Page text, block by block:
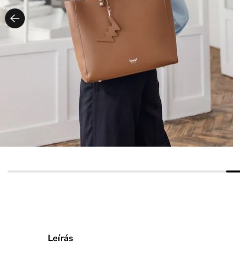
Leírás